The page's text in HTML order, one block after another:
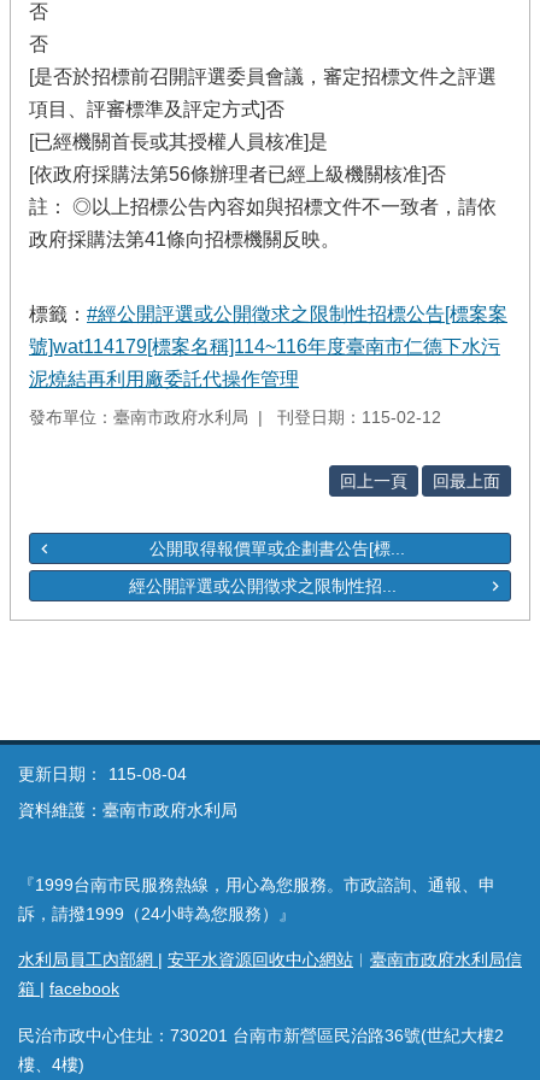
否
否
[是否於招標前召開評選委員會議，審定招標文件之評選
項目、評審標準及評定方式]否
[已經機關首長或其授權人員核准]是
[依政府採購法第56條辦理者已經上級機關核准]否
註： ◎以上招標公告內容如與招標文件不一致者，請依
政府採購法第41條向招標機關反映。
標籤： #經公開評選或公開徵求之限制性招標公告[標案案
號]wat114179[標案名稱]114~116年度臺南市仁德下水污
泥燒結再利用廠委託代操作管理
發布單位：臺南市政府水利局 刊登日期：115-02-12
回上一頁 回最上面
公開取得報價單或企劃書公告[標...
經公開評選或公開徵求之限制性招...
更新日期：
115-08-04
資料維護：臺南市政府水利局
『1999台南市民服務熱線，用心為您服務。市政諮詢、通報、申
訴，請撥1999（24小時為您服務）』
水利局員工內部網 | 安平水資源回收中心網站 ︱ 臺南市政府水利局信
箱 | facebook
民治市政中心住址：730201 台南市新營區民治路36號(世紀大樓2
樓、4樓)